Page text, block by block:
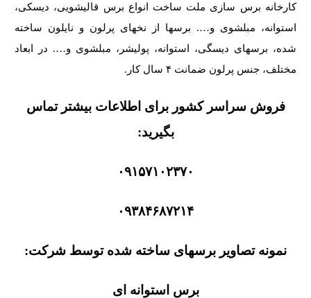
کارخانه برس سازی ملت ساخت انواع برس قالیشویی، دیسکی،
استوانه، مبلشوی و…. برسها از نخهای پرلون و نایلون ساخته
شده، برسهای دیسگی، استوانه، پولیشر، مبلشوی و…. در ابعاد
مختلف، جنس پرلون ضمانت ۴ سال کار.
فروش سراسر کشور برای اطلاعات بیشتر تماس
بگیرید:
۰۹۱۵۷۱۰۲۳۷۰
۰۹۳۸۴۶۸۷۲۱۴
نمونه تصاویر برسهای ساخته شده توسط شرکت:
برس استوانه ای